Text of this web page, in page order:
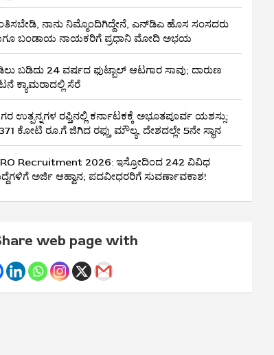
ನಾನು ನಿಮ್ಮೊಂದಿಗಿದ್ದೇನೆ, ಎನ್‌ಡಿಎ ಹೊಸ ಸಂಸದರು
ಬಂಡಾಯ ನಾಯಕರಿಗೆ ಪ್ರಧಾನಿ ಮೋದಿ ಅಭಯ
ಬಡಿದು 24 ವರ್ಷದ ಫುಟ್ಬಾಲ್ ಆಟಗಾರ ಸಾವು; ದಾರುಣ
ಕ್ಯಾಮರಾದಲ್ಲಿ ಸೆರೆ
ಉತ್ಪನ್ನಗಳ ರಫ್ತಿನಲ್ಲಿ ಕರ್ನಾಟಕಕ್ಕೆ ಅಭೂತಪೂರ್ವ ಯಶಸ್ಸು:
ಕೋಟಿ ರೂ.ಗೆ ಜಿಗಿದ ರಫ್ತು ಮೌಲ್ಯ, ದೇಶದಲ್ಲೇ 5ನೇ ಸ್ಥಾನ
Recruitment 2026: ಇಸ್ರೋದಿಂದ 242 ವಿವಿಧ
ಅರ್ಜಿ ಆಹ್ವಾನ; ಪದವೀಧರರಿಗೆ ಸುವರ್ಣಾವಕಾಶ!
web page with